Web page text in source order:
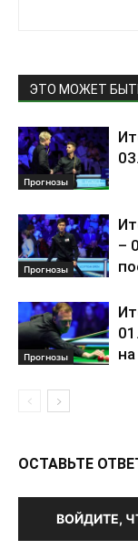
ЭТО МОЖЕТ
Прогнозы
Прогнозы
–
Прогнозы
ОСТАВЬТЕ
ВОЙДИТЕ,